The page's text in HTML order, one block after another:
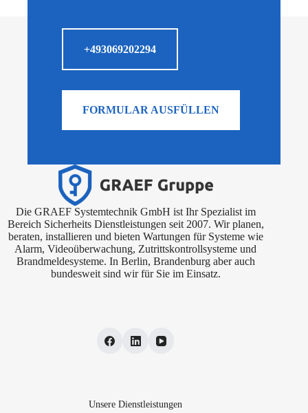
+493069202294
FORMULAR AUSFÜLLEN
Die GRAEF Systemtechnik GmbH ist Ihr Spezialist im
Bereich Sicherheits Dienstleistungen seit 2007. Wir planen,
beraten, installieren und bieten Wartungen für Systeme wie
Alarm, Videoüberwachung, Zutrittskontrollsysteme und
Brandmeldesysteme. In Berlin, Brandenburg aber auch
bundesweit sind wir für Sie im Einsatz.
Unsere Dienstleistungen